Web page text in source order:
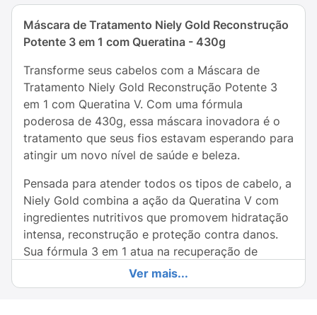
Máscara de Tratamento Niely Gold Reconstrução
Potente 3 em 1 com Queratina - 430g
Transforme seus cabelos com a Máscara de
Tratamento Niely Gold Reconstrução Potente 3
em 1 com Queratina V. Com uma fórmula
poderosa de 430g, essa máscara inovadora é o
tratamento que seus fios estavam esperando para
atingir um novo nível de saúde e beleza.
Pensada para atender todos os tipos de cabelo, a
Niely Gold combina a ação da Queratina V com
ingredientes nutritivos que promovem hidratação
intensa, reconstrução e proteção contra danos.
Sua fórmula 3 em 1 atua na recuperação de
cabelos danificados, fortalecendo a estrutura
capilar e devolvendo a maciez, brilho e vitalidade.
Ver mais...